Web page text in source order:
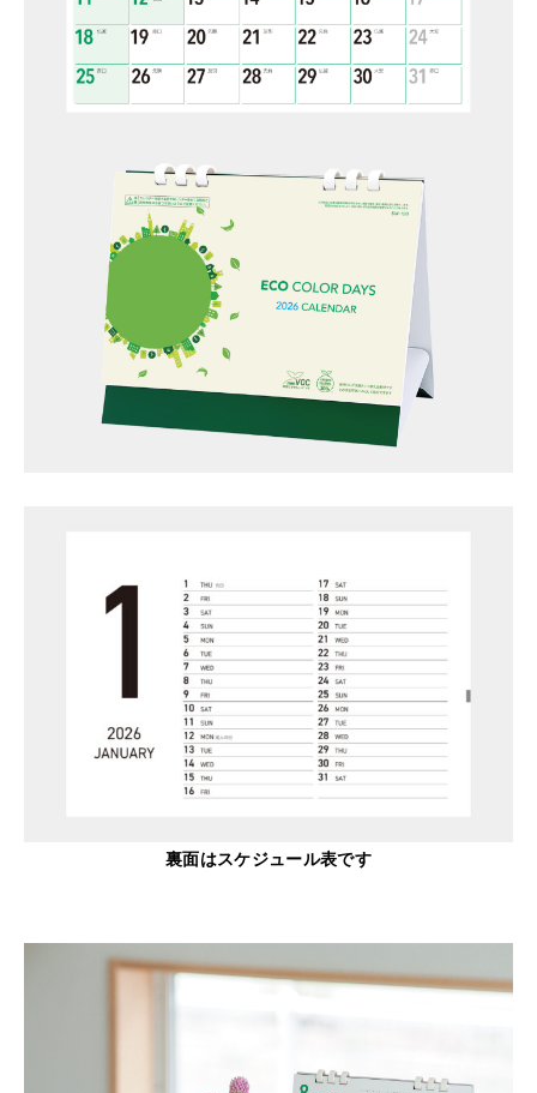
裏面はスケジュール表です